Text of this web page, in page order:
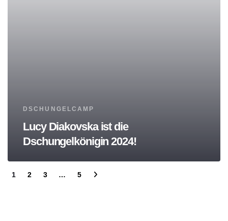
Tags
DSCHUNGELCAMP
Lucy Diakovska ist die
Dschungelkönigin 2024!
1 2 3 … 5